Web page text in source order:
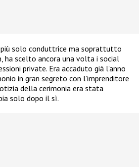
più solo conduttrice ma soprattutto
ha scelto ancora una volta i social
private. Era accaduto già l’anno
in gran segreto con l’imprenditore
della cerimonia era stata
solo dopo il sì.